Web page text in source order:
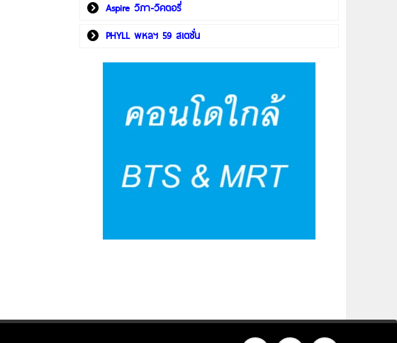
Aspire วิภา-วิคตอรี่
PHYLL พหลฯ 59 สเตชั่น